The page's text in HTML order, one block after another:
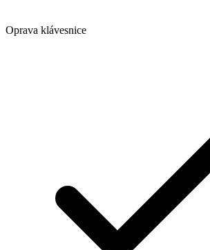
Oprava klávesnice